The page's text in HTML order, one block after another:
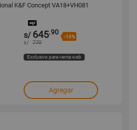
K&F Concept VA18+VH081
s/ 645.90
-16%
s/ 770
Exclusivo para venta web
Agregar